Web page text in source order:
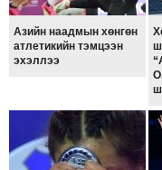
ЕРӨНХИЙЛӨГЧИЙН
СОНГУУЛИЙН
ЭРГЭН
29
СУРГУУЛИЙН
Азийн наадмын хөнгөн
атлетикийн тэмцээн
эхэллээ